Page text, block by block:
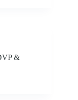
&